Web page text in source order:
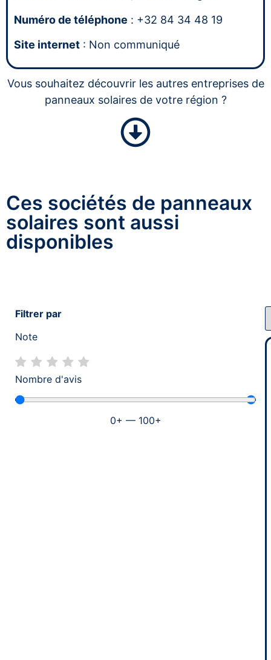
Numéro de téléphone : +32 84 34 48 19
Site internet : Non communiqué
Vous souhaitez découvrir les autres entreprises de
panneaux solaires de votre région ?
Ces sociétés de panneaux
solaires sont aussi
disponibles
Filtrer par
Note
Nombre d'avis
0+ — 100+